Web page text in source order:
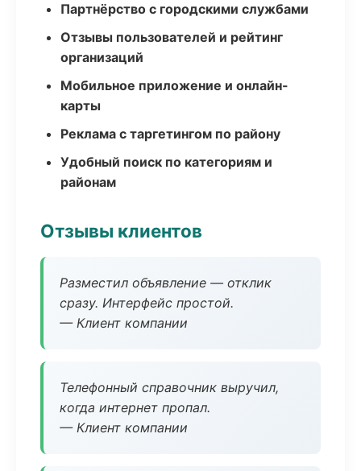
Партнёрство с городскими службами
Отзывы пользователей и рейтинг
организаций
Мобильное приложение и онлайн-
карты
Реклама с таргетингом по району
Удобный поиск по категориям и
районам
Отзывы клиентов
Разместил объявление — отклик
сразу. Интерфейс простой.
— Клиент компании
Телефонный справочник выручил,
когда интернет пропал.
— Клиент компании